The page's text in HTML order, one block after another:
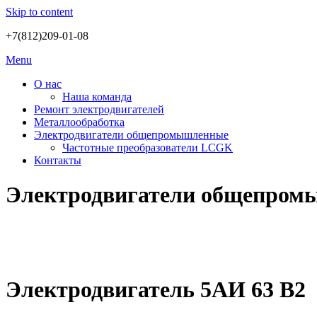
Skip to content
+7(812)209-01-08
Menu
О нас
Наша команда
Ремонт электродвигателей
Металлообработка
Электродвигатели общепромышленные
Частотные преобразователи LCGK
Контакты
Электродвигатели
Электродвигатель 5АИ 63 В2